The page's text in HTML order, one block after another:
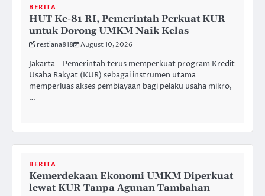
BERITA
HUT Ke-81 RI, Pemerintah Perkuat KUR
untuk Dorong UMKM Naik Kelas
restiana818 August 10, 2026
Jakarta – Pemerintah terus memperkuat program Kredit
Usaha Rakyat (KUR) sebagai instrumen utama
memperluas akses pembiayaan bagi pelaku usaha mikro,
…
BERITA
Kemerdekaan Ekonomi UMKM Diperkuat
lewat KUR Tanpa Agunan Tambahan